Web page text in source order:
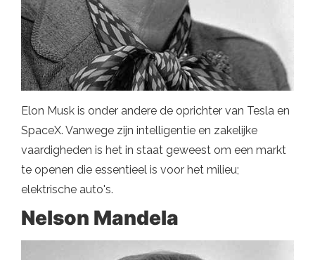
Elon Musk is onder andere de oprichter van Tesla en
SpaceX. Vanwege zijn intelligentie en zakelijke
vaardigheden is het in staat geweest om een ​​markt
te openen die essentieel is voor het milieu;
elektrische auto's.
Nelson Mandela